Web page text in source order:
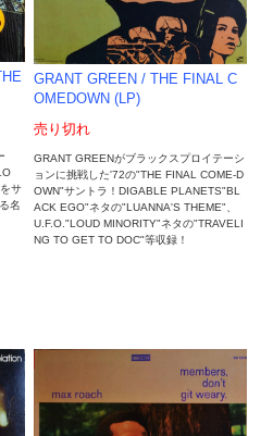
サ
名
GRANT GREEN / THE FINAL C
OMEDOWN (LP)
売り切れ
GRANT GREENがブラックスプロイテーシ
ョンに挑戦した'72の"THE FINAL COME-D
OWN"サントラ！DIGABLE PLANETS"BL
ACK EGO"ネタの"LUANNA'S THEME"、
U.F.O."LOUD MINORITY"ネタの"TRAVELI
NG TO GET TO DOC"等収録！